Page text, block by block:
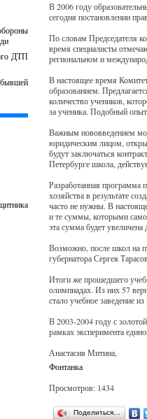
ДТП
В 2006 году
сегодня постановлении
По словам Председателя
время специалисты
региональном и
В настоящее время
образованием.
количество учеников,
за ученика. Подобный
Важным нововведением
юридическим лицом,
будут заключаться
Петербурге школа,
Разработанная программа
хозяйства в результате
часто не нужны. В
и те суммы, которыми
эта сумма будет
Возможно, после школ на
губернатора Сергея
Итоги же прошедшего
олимпиадах. Из них 57
стало учебное заведение
В 2003-2004 году с
рамках эксперимента
Анастасия Митина,
Фонтанка
Просмотров: 1434
Поделиться…